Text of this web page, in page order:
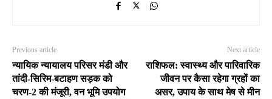
Previous article
न्यायिक न्यायालय परिसर मंडी और
तांदी-सिरिम-बटाहण सड़क को
चरण-2 की मंजूरी, वन भूमि उपयोग
Next article
राशिफल: स्वास्थ्य और पारिवारिक
जीवन पर कैसा रहेगा ग्रहों का
असर, उपाय के साथ मेष से मीन